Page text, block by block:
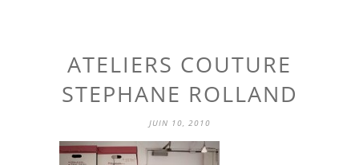
ATELIERS COUTURE
STEPHANE ROLLAND
JUIN 10, 2010